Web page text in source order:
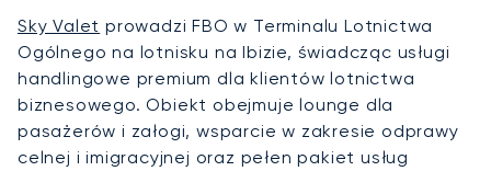
Sky Valet prowadzi FBO w Terminalu Lotnictwa
Ogólnego na lotnisku na Ibizie, świadcząc usługi
handlingowe premium dla klientów lotnictwa
biznesowego. Obiekt obejmuje lounge dla
pasażerów i załogi, wsparcie w zakresie odprawy
celnej i imigracyjnej oraz pełen pakiet usług